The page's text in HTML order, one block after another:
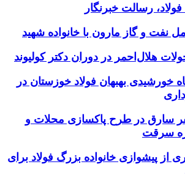
رسالت خبرنگار
نفت و گاز مارون با خانواده شهید
هلال‌احمر در دوران دکتر کولیوند
خورشیدی بهبهان فولاد خوزستان در
۸ نفر سارق در طرح پاکسازی محلات و
از پیشوازی خانواده بزرگ فولاد برای